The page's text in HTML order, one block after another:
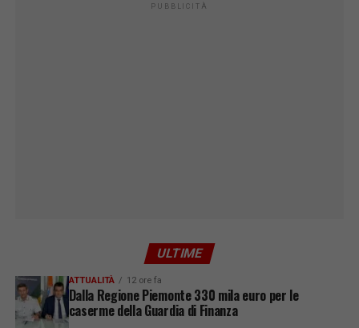
PUBBLICITÀ
ULTIME
ATTUALITÀ 12 ore fa
Dalla Regione Piemonte 330 mila euro per le
caserme della Guardia di Finanza